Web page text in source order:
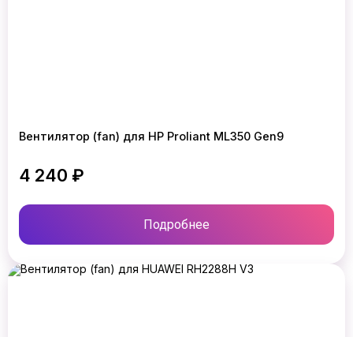
Вентилятор (fan) для HP Proliant ML350 Gen9
4 240 ₽
Подробнее